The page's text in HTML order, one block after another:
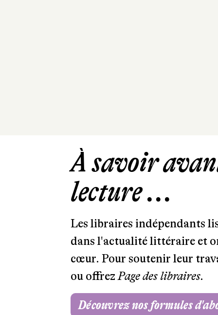
À savoir
lecture ...
Les libraires indépendants
dans l'actualité littéraire et
cœur. Pour soutenir leur
ou offrezPage des libraires.
Découvrez nos formules